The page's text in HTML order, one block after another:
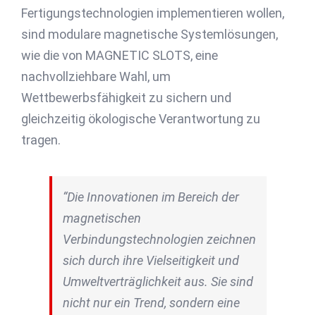
Fertigungstechnologien implementieren wollen,
sind modulare magnetische Systemlösungen,
wie die von MAGNETIC SLOTS, eine
nachvollziehbare Wahl, um
Wettbewerbsfähigkeit zu sichern und
gleichzeitig ökologische Verantwortung zu
tragen.
“Die Innovationen im Bereich der
magnetischen
Verbindungstechnologien zeichnen
sich durch ihre Vielseitigkeit und
Umweltverträglichkeit aus. Sie sind
nicht nur ein Trend, sondern eine